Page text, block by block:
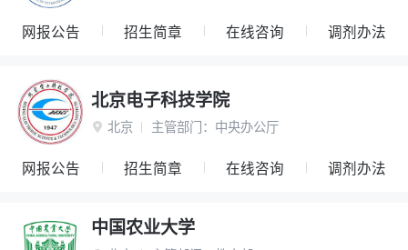
网报公告 招生简章 在线咨询 调剂办法
北京电子科技学院
 北京 主管部门： 中央办公厅
网报公告 招生简章 在线咨询 调剂办法
中国农业大学